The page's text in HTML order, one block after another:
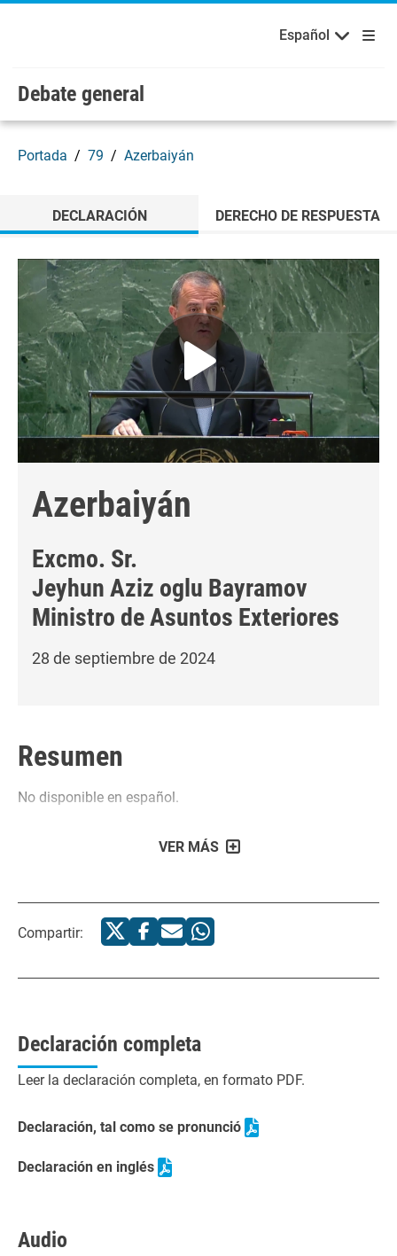
Skip to main content / navigation
Bienvenidos a las Naciones Unidas
Español
Debate general
Portada 79 Azerbaiyán
DECLARACIÓN DERECHO DE RESPUESTA
Azerbaiyán
Excmo. Sr.
Jeyhun Aziz oglu Bayramov
Ministro de Asuntos Exteriores
28 de septiembre de 2024
Resumen
No disponible en español.
VER MÁS
Compartir:
Declaración completa
Leer la declaración completa, en formato PDF.
Declaración, tal como se pronunció
Declaración en inglés
Audio